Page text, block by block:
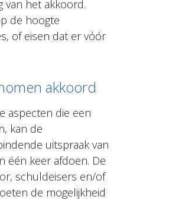
het akkoord.
de hoogte
of eisen dat er vóór
akkoord
aspecten die een
kan de
uitspraak van
één keer afdoen. De
schuldeisers en/of
de mogelijkheid